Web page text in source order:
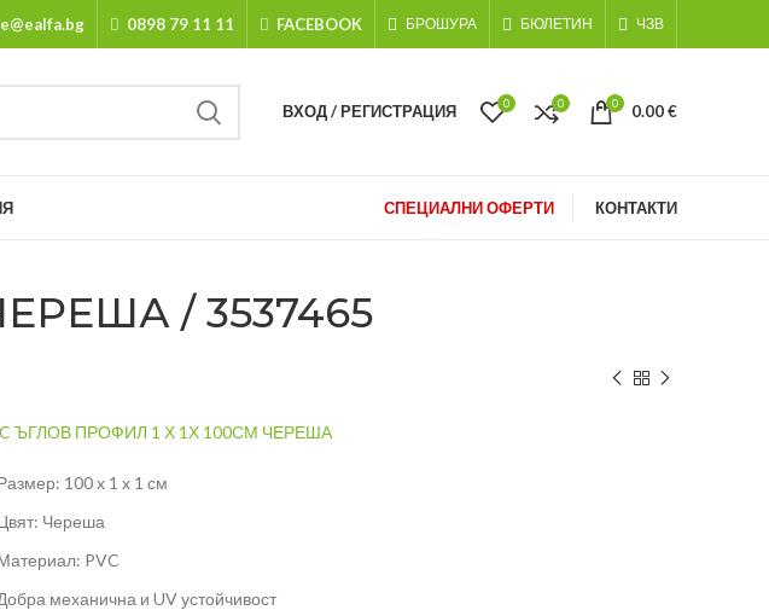
0898 79 11 11 FACEBOOK БРОШУРА БЮЛЕТИН ЧЗВ
ВХОД / РЕГИСТРАЦИЯ 0 0 0 0.00€
СПЕЦИАЛНИ ОФЕРТИ КОНТАКТИ
/ 3537465
ЪГЛОВ ПРОФИЛ 1 Х 1Х 100СМ ЧЕРЕША
100 x 1 x 1 см
Череша
PVC
механична и UV устойчивост